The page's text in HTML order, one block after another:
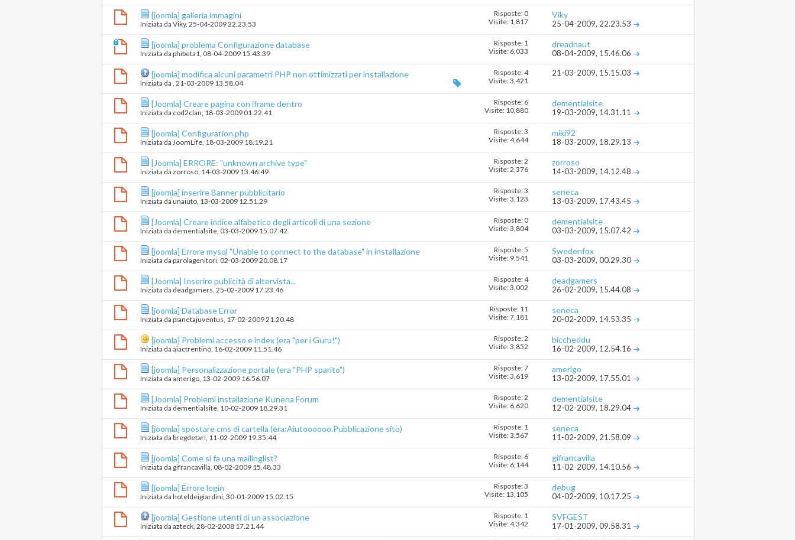
[joomla] galleria immagini
Iniziata da Viky‎, 25-04-2009 22.23.53
Risposte: 0
Visite: 1,817
Viky
25-04-2009, 22.23.53
[joomla] problema Configurazione database
Iniziata da phibeta1‎, 08-04-2009 15.43.39
Risposte: 1
Visite: 6,033
dreadnaut
08-04-2009, 15.46.06
[joomla] modifica alcuni parametri PHP non ottimizzati per installazione
Iniziata da ‎, 21-03-2009 13.58.04
Risposte: 4
Visite: 3,421
21-03-2009, 15.15.03
[Joomla] Creare pagina con iframe dentro
Iniziata da cod2clan‎, 18-03-2009 01.22.41
Risposte: 6
Visite: 10,880
dementialsite
19-03-2009, 14.31.11
[joomla] Configuration.php
Iniziata da JoomLife‎, 18-03-2009 18.19.21
Risposte: 3
Visite: 4,644
miki92
18-03-2009, 18.29.13
[Joomla] ERRORE: "unknown archive type"
Iniziata da zorroso‎, 14-03-2009 13.46.49
Risposte: 2
Visite: 2,376
zorroso
14-03-2009, 14.12.48
[joomla] inserire Banner pubblicitario
Iniziata da unaiuto‎, 13-03-2009 12.51.29
Risposte: 3
Visite: 3,123
seneca
13-03-2009, 17.43.45
[Joomla] Creare indice alfabetico degli articoli di una sezione
Iniziata da dementialsite‎, 03-03-2009 15.07.42
Risposte: 0
Visite: 3,804
dementialsite
03-03-2009, 15.07.42
[joomla] Errore mysql "Unable to connect to the database" in installazione
Iniziata da parolagenitori‎, 02-03-2009 20.08.17
Risposte: 5
Visite: 9,541
Swedenfox
03-03-2009, 00.29.30
[Joomla] Inserire publicità di altervista...
Iniziata da deadgamers‎, 25-02-2009 17.23.46
Risposte: 4
Visite: 3,002
deadgamers
26-02-2009, 15.44.08
[joomla] Database Error
Iniziata da pianetajuventus‎, 17-02-2009 21.20.48
Risposte: 11
Visite: 7,181
seneca
20-02-2009, 14.53.35
[joomla] Problemi accesso e index (era "per i Guru!")
Iniziata da aiactrentino‎, 16-02-2009 11.51.46
Risposte: 2
Visite: 3,852
biccheddu
16-02-2009, 12.54.16
[joomla] Personalizzazione portale (era "PHP sparito")
Iniziata da amerigo‎, 13-02-2009 16.56.07
Risposte: 7
Visite: 3,619
amerigo
13-02-2009, 17.55.01
[Joomla] Problemi installazione Kunena Forum
Iniziata da dementialsite‎, 10-02-2009 18.29.31
Risposte: 2
Visite: 6,620
dementialsite
12-02-2009, 18.29.04
[joomla] spostare cms di cartella (era:Aiutoooooo.Pubblicazione sito)
Iniziata da bregdetari‎, 11-02-2009 19.35.44
Risposte: 1
Visite: 3,567
seneca
11-02-2009, 21.58.09
[joomla] Come si fa una mailinglist?
Iniziata da gifrancavilla‎, 08-02-2009 15.48.33
Risposte: 6
Visite: 6,144
gifrancavilla
11-02-2009, 14.10.56
[joomla] Errore login
Iniziata da hoteldeigiardini‎, 30-01-2009 15.02.15
Risposte: 3
Visite: 13,105
debug
04-02-2009, 10.17.25
[joomla] Gestione utenti di un associazione
Iniziata da azteck‎, 28-02-2008 17.21.44
Risposte: 1
Visite: 4,342
SVFGEST
17-01-2009, 09.58.31